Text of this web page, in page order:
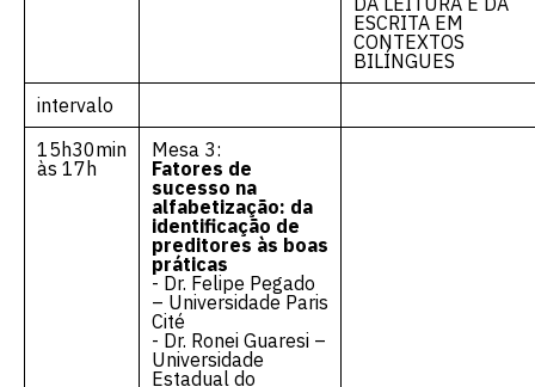
ESCRITA EM
CONTEXTOS
BILÍNGUES
intervalo
15h30min
às 17h
Mesa 3:
Fatores de
sucesso na
alfabetização: da
identificação de
preditores às boas
práticas
- Dr. Felipe Pegado
– Universidade Paris
Cité
- Dr. Ronei Guaresi –
Universidade
Estadual do